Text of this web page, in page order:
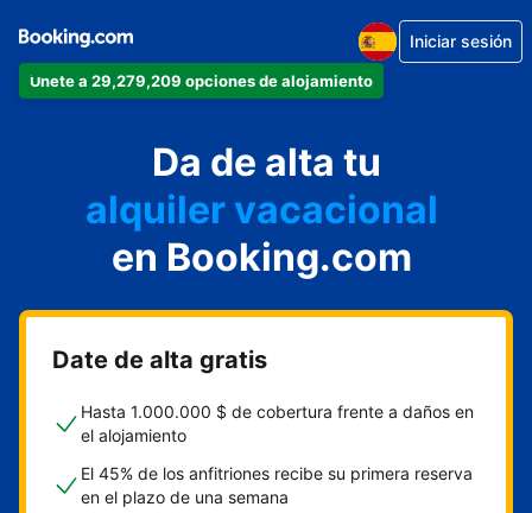
Únete a 29,279,209 opciones de alojamiento
Iniciar sesión
Da de alta tu
apartamento
hotel
alquiler vacacional
hostal o pensión
casa rural
en Booking.com
Date de alta gratis
Hasta 1.000.000 $ de cobertura frente a daños en
el alojamiento
El 45% de los anfitriones recibe su primera reserva
en el plazo de una semana